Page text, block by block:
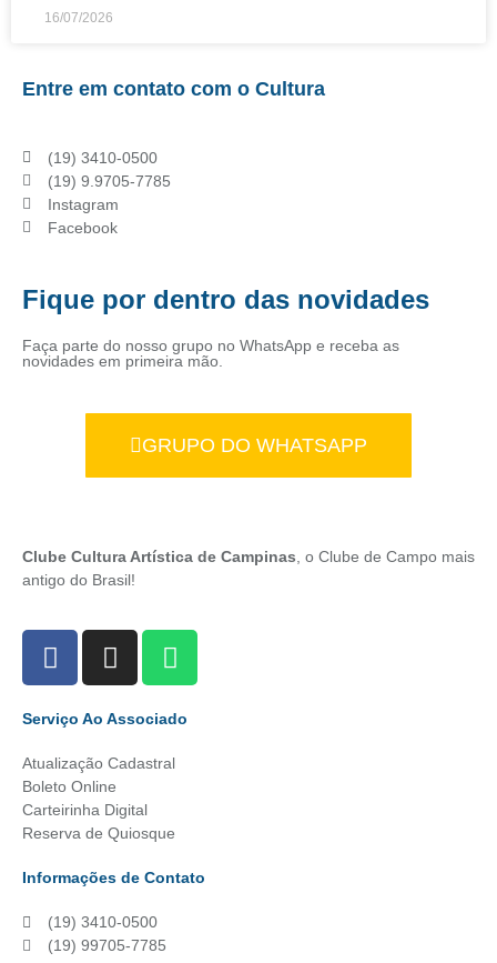
16/07/2026
Entre em contato com o Cultura
(19) 3410-0500
(19) 9.9705-7785
Instagram
Facebook
Fique por dentro das novidades
Faça parte do nosso grupo no WhatsApp e receba as
novidades em primeira mão.
GRUPO DO WHATSAPP
Clube Cultura Artística de Campinas , o Clube de Campo mais
antigo do Brasil!
Serviço Ao Associado
Atualização Cadastral
Boleto Online
Carteirinha Digital
Reserva de Quiosque
Informações de Contato
(19) 3410-0500
(19) 99705-7785